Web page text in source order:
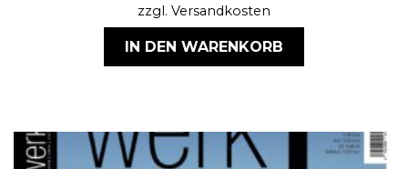
zzgl. Versandkosten
IN DEN WARENKORB